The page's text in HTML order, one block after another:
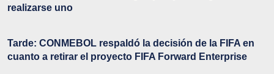
realizarse uno
Tarde: CONMEBOL respaldó la decisión de la FIFA en
cuanto a retirar el proyecto FIFA Forward Enterprise